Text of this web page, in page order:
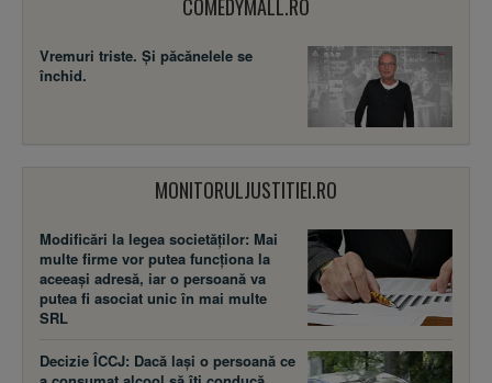
Vremuri triste. Şi păcănelele se
Modificări la legea societăţilor: Mai
aceeaşi adresă, iar o persoană va
putea fi asociat unic în mai multe
SRL
Decizie ÎCCJ: Dacă laşi o persoană ce
maşina, răspunzi penal doar dacă
alcoolemia şoferului trece de 0,80 g/l